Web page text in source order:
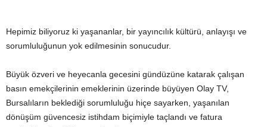
Hepimiz biliyoruz ki yaşananlar, bir yayıncılık kültürü, anlayışı ve
sorumluluğunun yok edilmesinin sonucudur.
Büyük özveri ve heyecanla gecesini gündüzüne katarak çalışan
basın emekçilerinin emeklerinin üzerinde büyüyen Olay TV,
Bursalıların beklediği sorumluluğu hiçe sayarken, yaşanılan
dönüşüm güvencesiz istihdam biçimiyle taçlandı ve fatura